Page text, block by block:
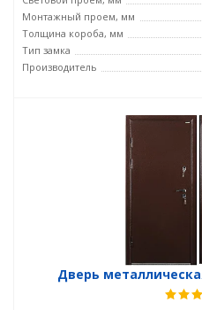
Монтажный проем, мм
Толщина короба, мм
Тип замка
Производитель
Дверь